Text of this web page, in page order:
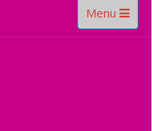
Toggle
navigation
Menu